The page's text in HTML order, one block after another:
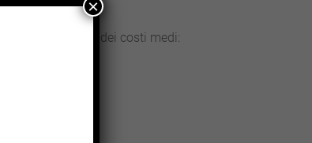
Ecco una stima dei costi medi:
×